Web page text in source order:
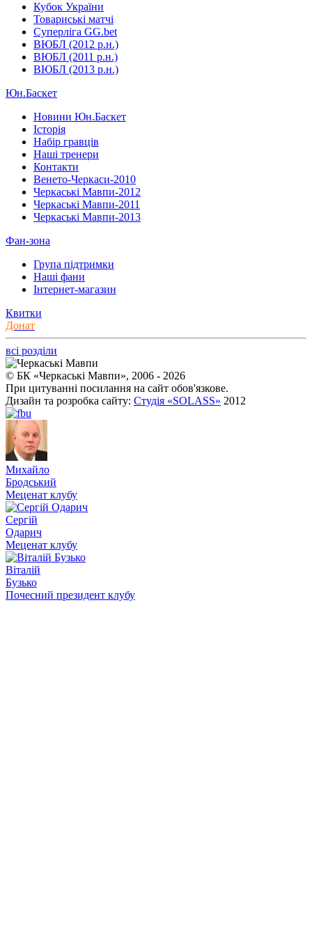
Кубок України
Товариські матчі
Суперліга GG.bet
ВЮБЛ (2012 р.н.)
ВЮБЛ (2011 р.н.)
ВЮБЛ (2013 р.н.)
Юн.Баскет
Новини Юн.Баскет
Історія
Набір гравців
Наші тренери
Контакти
Венето-Черкаси-2010
Черкаські Мавпи-2012
Черкаські Мавпи-2011
Черкаські Мавпи-2013
Фан-зона
Група підтримки
Наші фани
Інтернет-магазин
Квитки
Донат
всі розділи
© БК «Черкаські Мавпи», 2006 - 2026
При цитуванні посилання на сайт обов'язкове.
Дизайн та розробка сайту: Студія «SOLASS» 2012
Михайло
Бродський
Меценат клубу
Сергій
Одарич
Меценат клубу
Віталій
Бузько
Почесний президент клубу